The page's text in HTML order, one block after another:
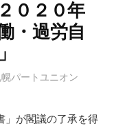
０２０年
労自
」
パートユニオン
」が閣議の了承を得